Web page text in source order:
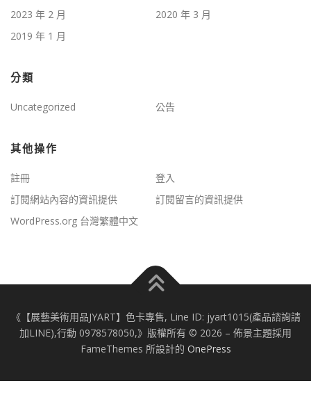
2023 年 2 月
2020 年 3 月
2019 年 1 月
分類
Uncategorized 公告
其他操作
註冊
登入
訂閱網站內容的資訊提供
訂閱留言的資訊提供
WordPress.org 台灣繁體中文
《【展藝美術用品JYART】色卡專售, Line ID: jyart1015(產品諮詢請
加LINE),行動 0978578050,》版權所有 © 2026 – 佈景主題採用
FameThemes 所設計的 OnePress